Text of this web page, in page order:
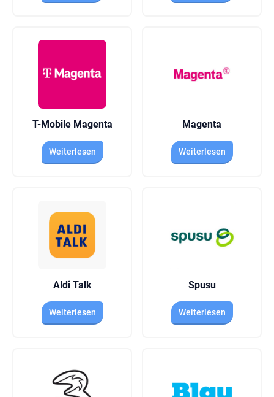
T-Mobile Magenta
Weiterlesen
Magenta
Weiterlesen
Aldi Talk
Weiterlesen
Spusu
Weiterlesen